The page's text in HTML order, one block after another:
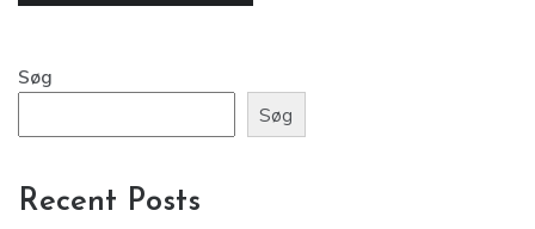
Søg
Søg
Recent Posts